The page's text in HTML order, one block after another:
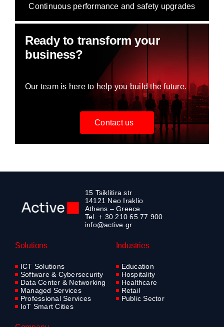
Continuous performance and safety upgrades
Ready to transform your
business?
Our team is here to help you build the future.
Contact us
15 Tsiklitira str
14121 Neo Iraklio
Athens – Greece
Tel. + 30 210 65 77 900
info@active.gr
Solutions
ICT Solutions
Software & Cybersecurity
Data Center & Networking
Managed Services
Professional Services
IoT Smart Cities
Industries
Education
Hospitality
Healthcare
Retail
Public Sector